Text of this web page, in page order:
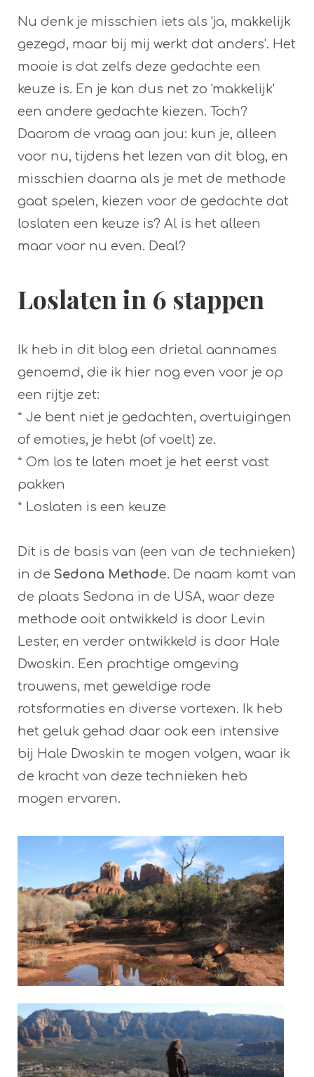
Nu denk je misschien iets als 'ja, makkelijk
gezegd, maar bij mij werkt dat anders'. Het
mooie is dat zelfs deze gedachte een
keuze is. En je kan dus net zo 'makkelijk'
een andere gedachte kiezen. Toch?
Daarom de vraag aan jou: kun je, alleen
voor nu, tijdens het lezen van dit blog, en
misschien daarna als je met de methode
gaat spelen, kiezen voor de gedachte dat
loslaten een keuze is? Al is het alleen
maar voor nu even. Deal?
Loslaten in 6 stappen
Ik heb in dit blog een drietal aannames
genoemd, die ik hier nog even voor je op
een rijtje zet:
* Je bent niet je gedachten, overtuigingen
of emoties, je hebt (of voelt) ze.
* Om los te laten moet je het eerst vast
pakken
* Loslaten is een keuze
Dit is de basis van (een van de technieken)
in de Sedona Methode. De naam komt van
de plaats Sedona in de USA, waar deze
methode ooit ontwikkeld is door Levin
Lester, en verder ontwikkeld is door Hale
Dwoskin. Een prachtige omgeving
trouwens, met geweldige rode
rotsformaties en diverse vortexen. Ik heb
het geluk gehad daar ook een intensive
bij Hale Dwoskin te mogen volgen, waar ik
de kracht van deze technieken heb
mogen ervaren.